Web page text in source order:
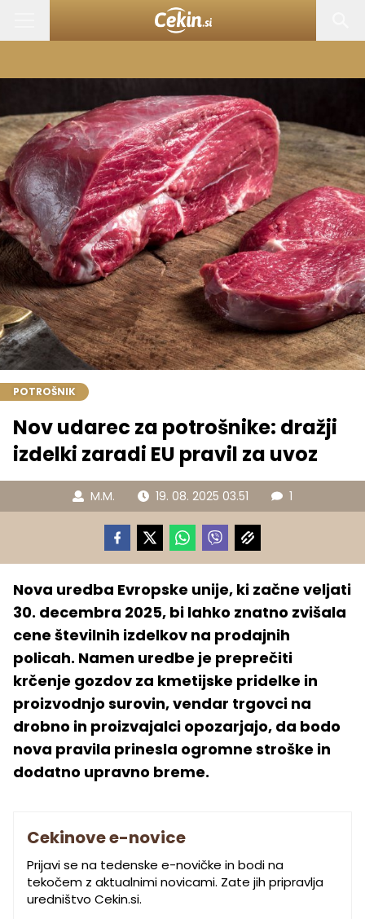
POTROŠNIK
Nov udarec za potrošnike: dražji
izdelki zaradi EU pravil za uvoz
M.M. 19. 08. 2025 03.51 1
Nova uredba Evropske unije, ki začne veljati
30. decembra 2025, bi lahko znatno zvišala
cene številnih izdelkov na prodajnih
policah. Namen uredbe je preprečiti
krčenje gozdov za kmetijske pridelke in
proizvodnjo surovin, vendar trgovci na
drobno in proizvajalci opozarjajo, da bodo
nova pravila prinesla ogromne stroške in
dodatno upravno breme.
Cekinove e-novice
Prijavi se na tedenske e-novičke in bodi na
tekočem z aktualnimi novicami. Zate jih pripravlja
uredništvo Cekin.si.